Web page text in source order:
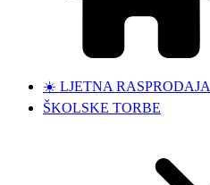
☀️ LJETNA RASPRODAJA
ŠKOLSKE TORBE